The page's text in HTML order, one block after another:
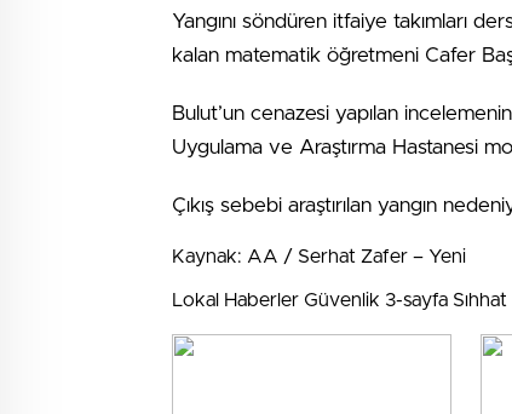
Yangını söndüren itfaiye takımları
kalan matematik öğretmeni Cafer
Bulut’un cenazesi yapılan
Uygulama ve Araştırma Hastanesi
Çıkış sebebi araştırılan yangın
Kaynak: AA / Serhat Zafer – Yeni
Lokal Haberler Güvenlik 3-sayfa